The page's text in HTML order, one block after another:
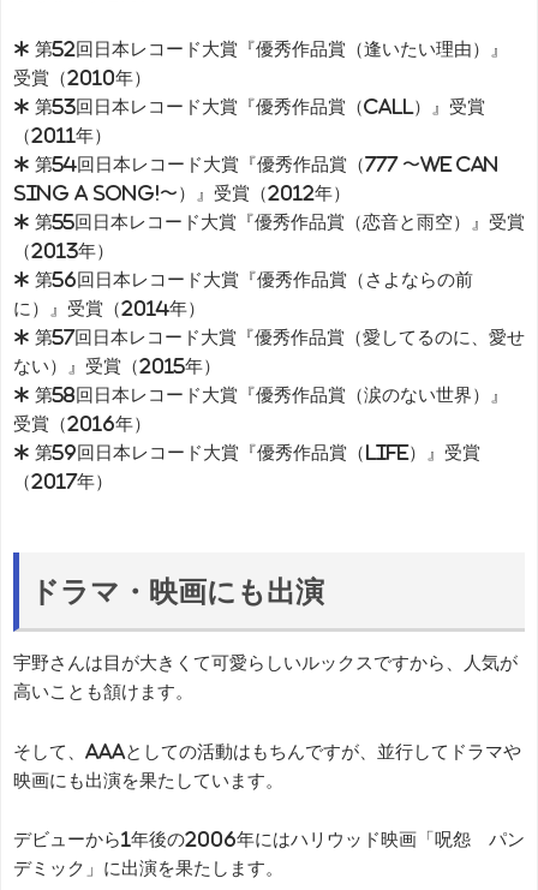
* 第52回日本レコード大賞『優秀作品賞（逢いたい理由）』
受賞（2010年）
* 第53回日本レコード大賞『優秀作品賞（CALL）』受賞
（2011年）
* 第54回日本レコード大賞『優秀作品賞（777 〜We can
sing a song!〜）』受賞（2012年）
* 第55回日本レコード大賞『優秀作品賞（恋音と雨空）』受賞
（2013年）
* 第56回日本レコード大賞『優秀作品賞（さよならの前
に）』受賞（2014年）
* 第57回日本レコード大賞『優秀作品賞（愛してるのに、愛せ
ない）』受賞（2015年）
* 第58回日本レコード大賞『優秀作品賞（涙のない世界）』
受賞（2016年）
* 第59回日本レコード大賞『優秀作品賞（LIFE）』受賞
（2017年）
ドラマ・映画にも出演
宇野さんは目が大きくて可愛らしいルックスですから、人気が
高いことも頷けます。
そして、AAAとしての活動はもちんですが、並行してドラマや
映画にも出演を果たしています。
デビューから1年後の2006年にはハリウッド映画「呪怨 パン
デミック」に出演を果たします。